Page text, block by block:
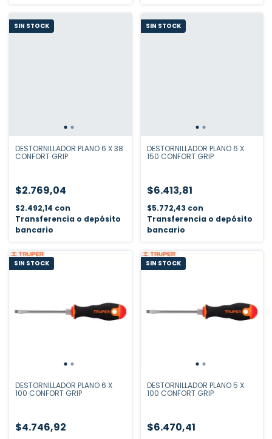
SIN STOCK
DESTORNILLADOR PLANO 6 X 38
CONFORT GRIP
$2.769,04
$2.492,14 con
Transferencia o depósito
bancario
SIN STOCK
DESTORNILLADOR PLANO 6 X
150 CONFORT GRIP
$6.413,81
$5.772,43 con
Transferencia o depósito
bancario
SIN STOCK
DESTORNILLADOR PLANO 6 X
100 CONFORT GRIP
$4.746,92
SIN STOCK
DESTORNILLADOR PLANO 5 X
100 CONFORT GRIP
$6.470,41